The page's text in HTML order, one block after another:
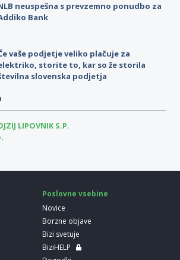
neuspešna s prevzemno ponudbo za
Bank
vaše podjetje veliko plačuje za
storite to, kar so že storila
slovenska podjetja
LIPOVNIK S.P.
Poslovne vsebine
Novice
Borzne objave
Bizi svetuje
BiziHELP